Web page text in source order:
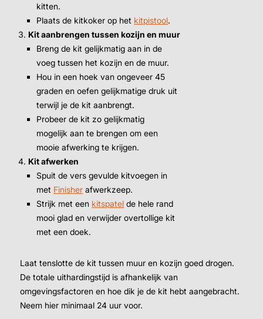
kitten.
Plaats de kitkoker op het kitpistool.
Kit aanbrengen tussen kozijn en muur
Breng de kit gelijkmatig aan in de
voeg tussen het kozijn en de muur.
Hou in een hoek van ongeveer 45
graden en oefen gelijkmatige druk uit
terwijl je de kit aanbrengt.
Probeer de kit zo gelijkmatig
mogelijk aan te brengen om een
mooie afwerking te krijgen.
Kit afwerken
Spuit de vers gevulde kitvoegen in
met Finisher afwerkzeep.
Strijk met een kitspatel de hele rand
mooi glad en verwijder overtollige kit
met een doek.
Laat tenslotte de kit tussen muur en kozijn goed drogen.
De totale uithardingstijd is afhankelijk van
omgevingsfactoren en hoe dik je de kit hebt aangebracht.
Neem hier minimaal 24 uur voor.